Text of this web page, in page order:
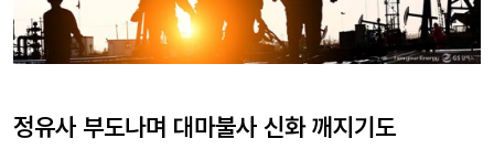
정유사 부도나며 대마불사 신화 깨지기도